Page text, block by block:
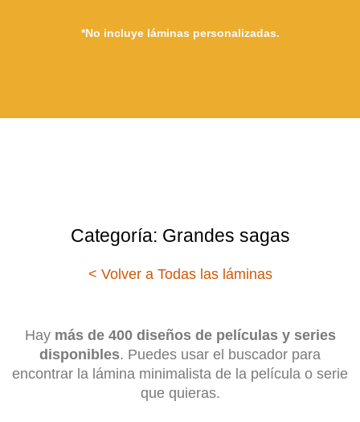
*No incluye láminas personalizadas.
Categoría: Grandes sagas
< Volver a Todas las láminas
Hay más de 400 diseños de películas y series
disponibles. Puedes usar el buscador para
encontrar la lámina minimalista de la película o serie
que quieras.